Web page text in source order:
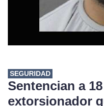
SEGURIDAD
Sentencian a
extorsionador